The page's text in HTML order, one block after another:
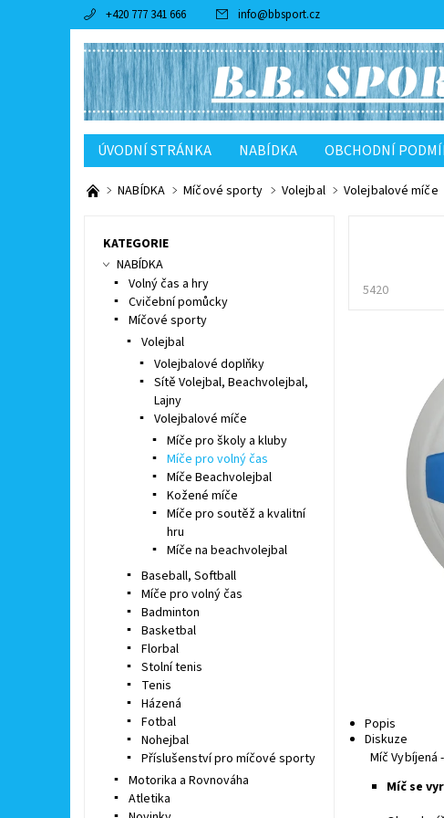
+420 777 341 666 info@bbsport.cz
ÚVODNÍ STRÁNKA NABÍDKA OBCHODNÍ
NABÍDKA Míčové sporty Volejbal Volejbalové míče
5420
Popis
Diskuze
Míč Vybíjená
Míč se
KATEGORIE
NABÍDKA
Volný čas a hry
Cvičební pomůcky
Míčové sporty
Volejbal
Volejbalové doplňky
Sítě Volejbal, Beachvolejbal,
Lajny
Volejbalové míče
Míče pro školy a kluby
Míče pro volný čas
Míče Beachvolejbal
Kožené míče
Míče pro soutěž a kvalitní
hru
Míče na beachvolejbal
Baseball, Softball
Míče pro volný čas
Badminton
Basketbal
Florbal
Stolní tenis
Tenis
Házená
Fotbal
Nohejbal
Příslušenství pro míčové sporty
Motorika a Rovnováha
Atletika